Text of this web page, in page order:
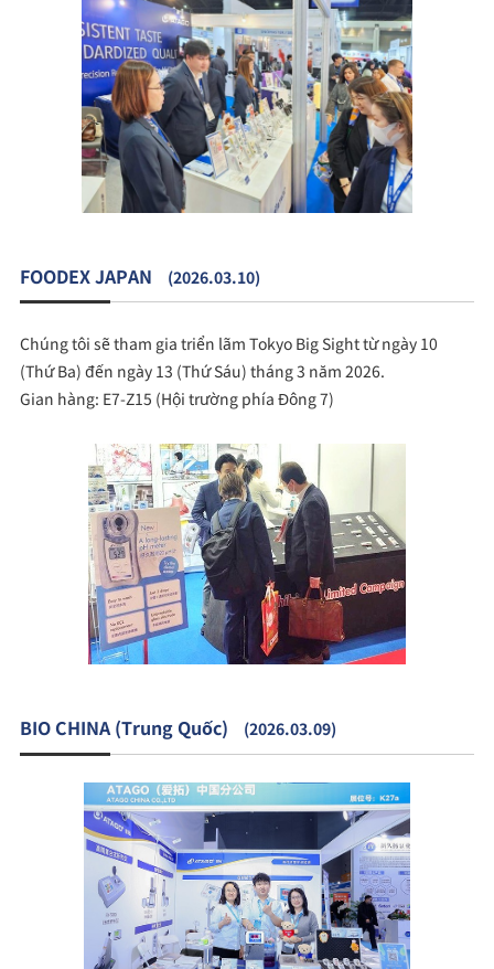
FOODEX JAPAN (2026.03.10)
Chúng tôi sẽ tham gia triển lãm Tokyo Big Sight từ ngày 10
(Thứ Ba) đến ngày 13 (Thứ Sáu) tháng 3 năm 2026.
Gian hàng: E7-Z15 (Hội trường phía Đông 7)
BIO CHINA (Trung Quốc) (2026.03.09)